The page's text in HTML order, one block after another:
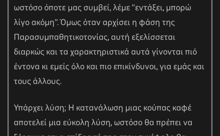
ωστόσο όποτε μας συμβεί, λέμε “εντάξει, μπορώ
λίγο ακόμη”. Όμως όταν αρχίσει η φάση της
Παρασυμπαθητικοτονίας, αυτή εξελίσσεται
διαρκώς και τα χαρακτηριστικά αυτά γίνονται πιό
έντονα κι εμείς όλο και πιο επικίνδυνοι, για εμάς και
τους άλλους.
Υπάρχει λύση; Η κατανάλωση μιας κούπας καφέ
αποτελεί μια εύκολη λύση, ωστόσο θα πρέπει να